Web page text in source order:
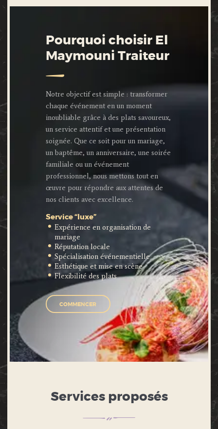
Pourquoi choisir El
Maymouni Traiteur
Notre objectif est simple : transformer
chaque événement en un moment
inoubliable grâce à des plats savoureux,
un service attentif et une présentation
soignée. Que ce soit pour un mariage,
un baptême, un anniversaire, une soirée
familiale ou un événement
professionnel, nous mettons tout en
œuvre pour répondre aux attentes de
nos clients avec excellence.
Service “luxe”
Expérience en organisation de
mariage
Réputation locale
Spécialisation événementielle
Esthétique et mise en scène
Flexibilité des plats
COMMENCER
Services proposés